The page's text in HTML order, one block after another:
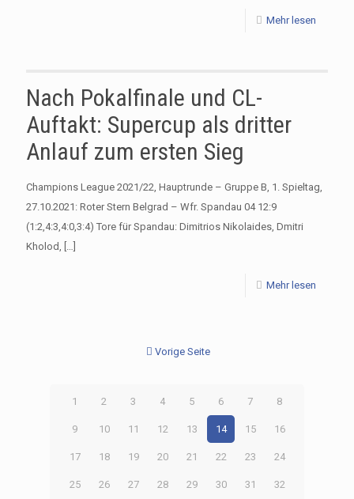
Mehr lesen
Nach Pokalfinale und CL-
Auftakt: Supercup als dritter
Anlauf zum ersten Sieg
Champions League 2021/22, Hauptrunde – Gruppe B, 1. Spieltag,
27.10.2021: Roter Stern Belgrad – Wfr. Spandau 04 12:9
(1:2,4:3,4:0,3:4) Tore für Spandau: Dimitrios Nikolaides, Dmitri
Kholod, […]
Mehr lesen
Vorige Seite
1 2 3 4 5 6 7 8
9 10 11 12 13 14 15 16
17 18 19 20 21 22 23 24
25 26 27 28 29 30 31 32